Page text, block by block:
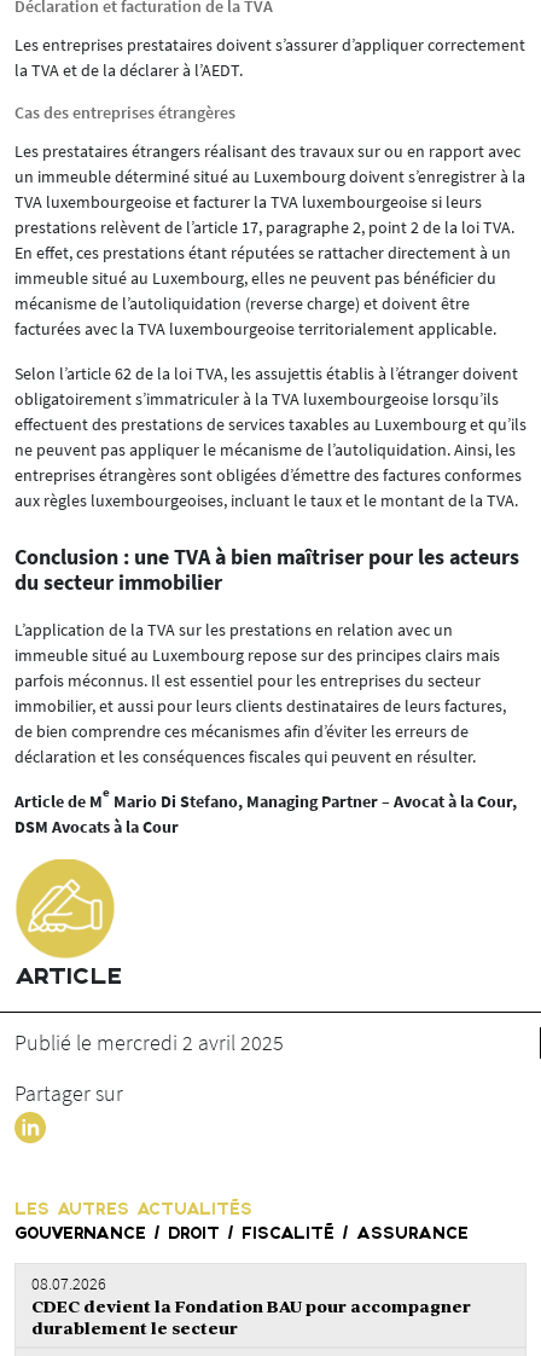
Déclaration et facturation de la TVA
Les entreprises prestataires doivent s’assurer d’appliquer correctement
la TVA et de la déclarer à l’AEDT.
Cas des entreprises étrangères
Les prestataires étrangers réalisant des travaux sur ou en rapport avec
un immeuble déterminé situé au Luxembourg doivent s’enregistrer à la
TVA luxembourgeoise et facturer la TVA luxembourgeoise si leurs
prestations relèvent de l’article 17, paragraphe 2, point 2 de la loi TVA.
En effet, ces prestations étant réputées se rattacher directement à un
immeuble situé au Luxembourg, elles ne peuvent pas bénéficier du
mécanisme de l’autoliquidation (reverse charge) et doivent être
facturées avec la TVA luxembourgeoise territorialement applicable.
Selon l’article 62 de la loi TVA, les assujettis établis à l’étranger doivent
obligatoirement s’immatriculer à la TVA luxembourgeoise lorsqu’ils
effectuent des prestations de services taxables au Luxembourg et qu’ils
ne peuvent pas appliquer le mécanisme de l’autoliquidation. Ainsi, les
entreprises étrangères sont obligées d’émettre des factures conformes
aux règles luxembourgeoises, incluant le taux et le montant de la TVA.
Conclusion : une TVA à bien maîtriser pour les acteurs
du secteur immobilier
L’application de la TVA sur les prestations en relation avec un
immeuble situé au Luxembourg repose sur des principes clairs mais
parfois méconnus. Il est essentiel pour les entreprises du secteur
immobilier, et aussi pour leurs clients destinataires de leurs factures,
de bien comprendre ces mécanismes afin d’éviter les erreurs de
déclaration et les conséquences fiscales qui peuvent en résulter.
Article de Me Mario Di Stefano, Managing Partner – Avocat à la Cour,
DSM Avocats à la Cour
ARTICLE
Publié le mercredi 2 avril 2025
Partager sur
LES AUTRES ACTUALITÉS
GOUVERNANCE / DROIT / FISCALITÉ / ASSURANCE
08.07.2026
CDEC devient la Fondation BAU pour accompagner
durablement le secteur